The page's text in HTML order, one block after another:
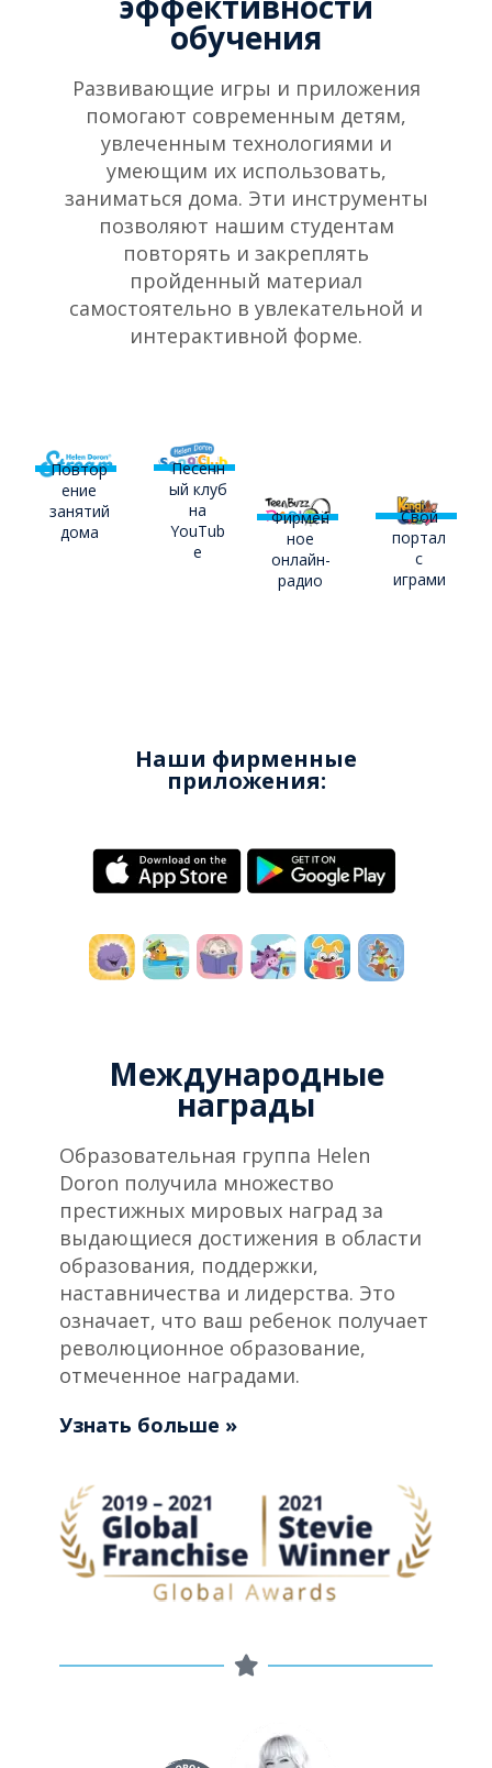
обучения
Развивающие игры и приложения
помогают современным детям,
увлеченным технологиями и
умеющим их использовать,
заниматься дома. Эти инструменты
позволяют нашим студентам
повторять и закреплять
пройденный материал
самостоятельно в увлекательной и
интерактивной форме.
Повтор
ение
занятий
дома
Песенн
ый клуб
на
YouTub
e
Фирмен
ное
онлайн-
радио
Свой
портал
с
играми
Наши фирменные
приложения:
Международные
награды
Образовательная группа Helen
Doron получила множество
престижных мировых наград за
выдающиеся достижения в области
образования, поддержки,
наставничества и лидерства. Это
означает, что ваш ребенок получает
революционное образование,
отмеченное наградами.
Узнать больше »